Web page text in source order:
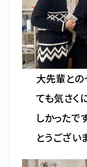
大先輩との
ても気さく
しかったで
とうござい